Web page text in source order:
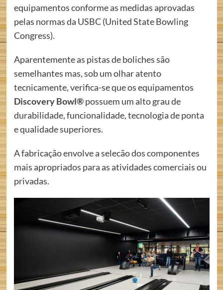
equipamentos conforme as medidas aprovadas
pelas normas da USBC (United State Bowling
Congress).
Aparentemente as pistas de boliches são
semelhantes mas, sob um olhar atento
tecnicamente, verifica-se que os equipamentos
Discovery Bowl®possuem um alto grau de
durabilidade, funcionalidade, tecnologia de ponta
e qualidade superiores.
A fabricação envolve a selecão dos componentes
mais apropriados para as atividades comerciais ou
privadas.